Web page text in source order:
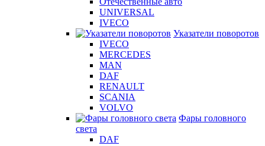
UNIVERSAL
IVECO
Указатели поворотов
IVECO
MERCEDES
MAN
DAF
RENAULT
SCANIA
VOLVO
Фары головного
света
DAF